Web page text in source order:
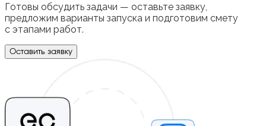
Готовы обсудить задачи — оставьте заявку,
предложим варианты запуска и подготовим смету
с этапами работ.
Оставить заявку